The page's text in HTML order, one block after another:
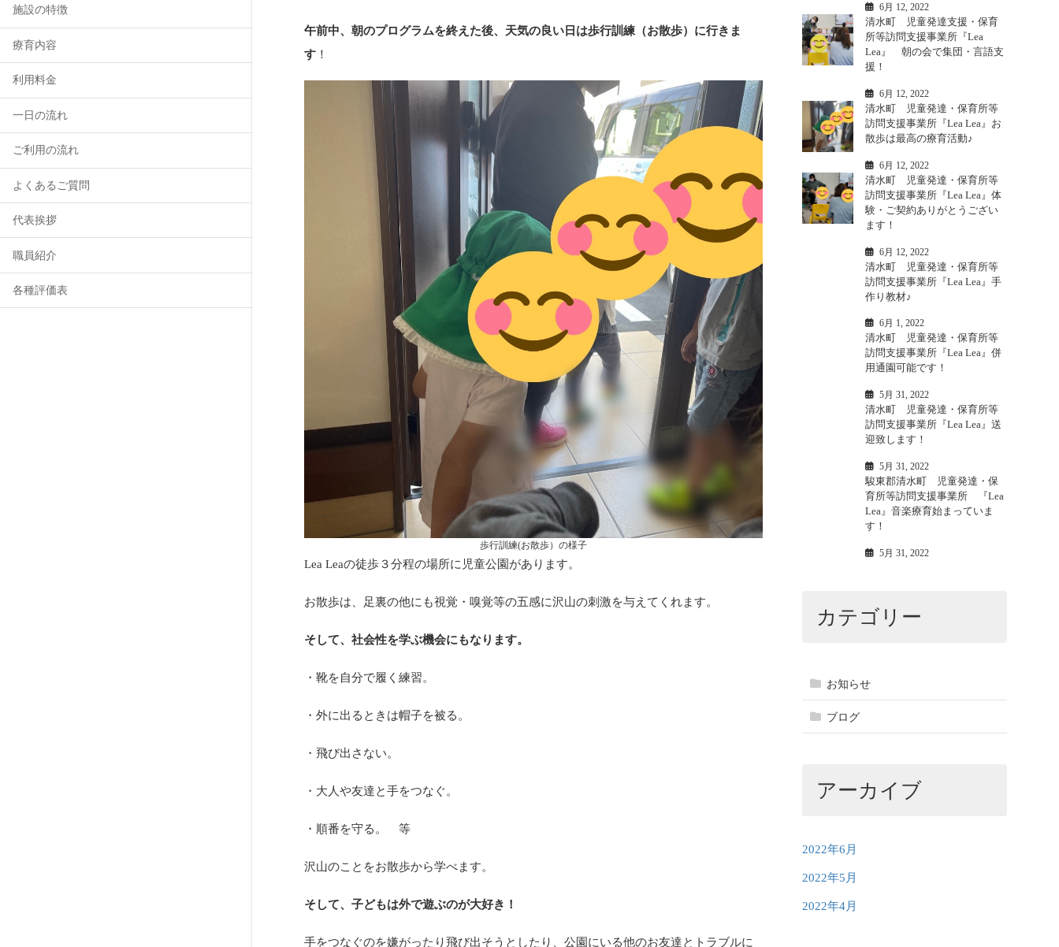
施設の特徴
療育内容
利用料金
一日の流れ
ご利用の流れ
よくあるご質問
代表挨拶
職員紹介
各種評価表
午前中、朝のプログラムを終えた後、天気の良い日は歩行訓練（お散歩）に行きま
す ！
歩行訓練(お散歩）の様子
Lea Leaの徒歩３分程の場所に児童公園があります。
お散歩は、足裏の他にも視覚・嗅覚等の五感に沢山の刺激を与えてくれます。
そして、社会性を学ぶ機会にもなります。
・靴を自分で履く練習。
・外に出るときは帽子を被る。
・飛び出さない。
・大人や友達と手をつなぐ。
・順番を守る。 等
沢山のことをお散歩から学べます。
そして、子どもは外で遊ぶのが大好き！
手をつなぐのを嫌がったり飛び出そうとしたり、公園にいる他のお友達とトラブルに
6月 12, 2022
清水町 児童発達支援・保育
所等訪問支援事業所『Lea
Lea』 朝の会で集団・言語支
援！
6月 12, 2022
清水町 児童発達・保育所等
訪問支援事業所『Lea Lea』お
散歩は最高の療育活動♪
6月 12, 2022
清水町 児童発達・保育所等
訪問支援事業所『Lea Lea』体
験・ご契約ありがとうござい
ます！
6月 12, 2022
清水町 児童発達・保育所等
訪問支援事業所『Lea Lea』手
作り教材♪
6月 1, 2022
清水町 児童発達・保育所等
訪問支援事業所『Lea Lea』併
用通園可能です！
5月 31, 2022
清水町 児童発達・保育所等
訪問支援事業所『Lea Lea』送
迎致します！
5月 31, 2022
駿東郡清水町 児童発達・保
育所等訪問支援事業所 『Lea
Lea』音楽療育始まっていま
す！
5月 31, 2022
カテゴリー
お知らせ
ブログ
アーカイブ
2022年6月
2022年5月
2022年4月